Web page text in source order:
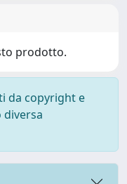
prodotto.
da copyright e